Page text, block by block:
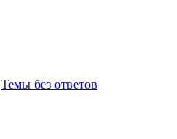
Темы без ответов